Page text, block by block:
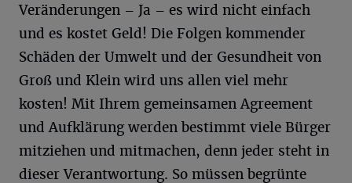
Veränderungen – Ja – es wird nicht einfach
und es kostet Geld! Die Folgen kommender
Schäden der Umwelt und der Gesundheit von
Groß und Klein wird uns allen viel mehr
kosten! Mit Ihrem gemeinsamen Agreement
und Aufklärung werden bestimmt viele Bürger
mitziehen und mitmachen, denn jeder steht in
dieser Verantwortung. So müssen begrünte